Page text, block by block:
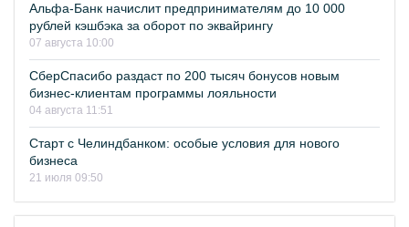
Альфа-Банк начислит предпринимателям до 10 000
рублей кэшбэка за оборот по эквайрингу
07 августа 10:00
СберСпасибо раздаст по 200 тысяч бонусов новым
бизнес-клиентам программы лояльности
04 августа 11:51
Старт с Челиндбанком: особые условия для нового
бизнеса
21 июля 09:50